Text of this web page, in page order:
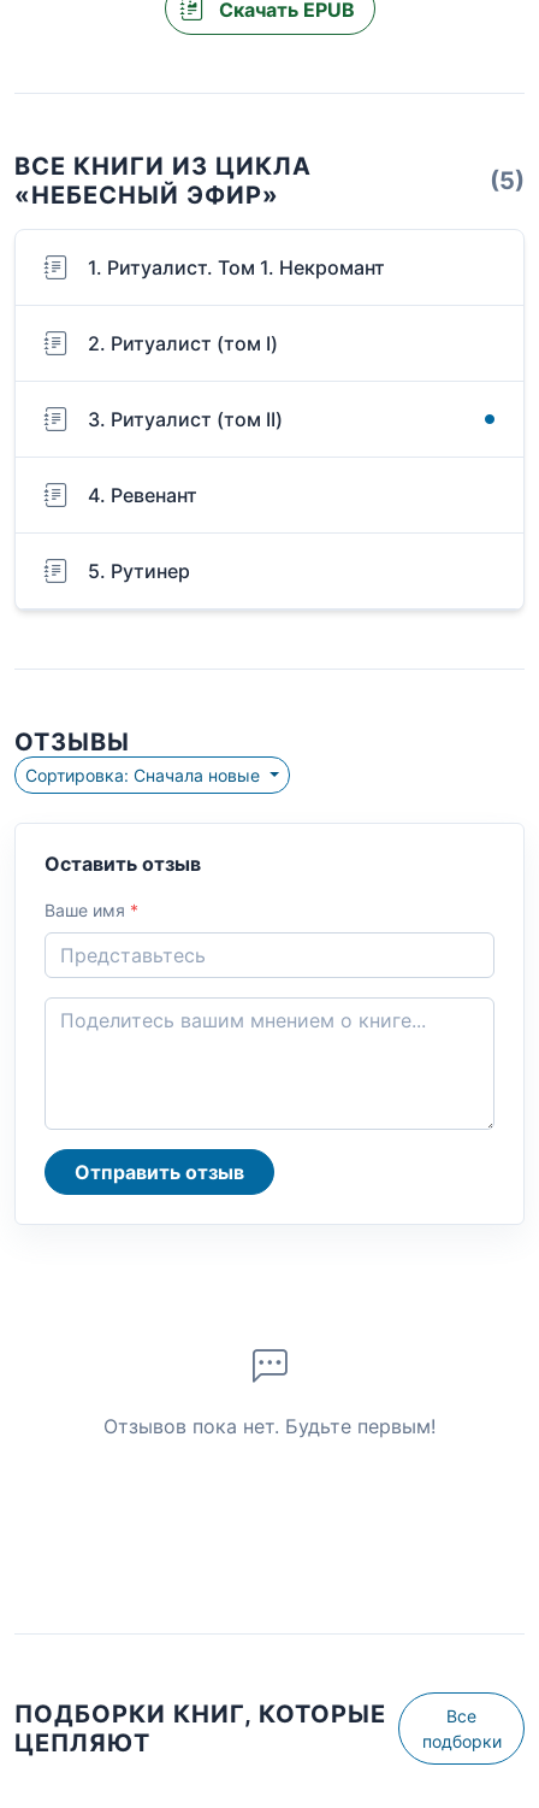
Скачать EPUB
ВСЕ КНИГИ ИЗ ЦИКЛА
«НЕБЕСНЫЙ ЭФИР»
(5)
1. Ритуалист. Том 1. Некромант
2. Ритуалист (том I)
3. Ритуалист (том II)
4. Ревенант
5. Рутинер
ОТЗЫВЫ
Сортировка: Сначала новые
Оставить отзыв
Ваше имя *
Отправить отзыв
Отзывов пока нет. Будьте первым!
ПОДБОРКИ КНИГ, КОТОРЫЕ
ЦЕПЛЯЮТ
Все
подборки